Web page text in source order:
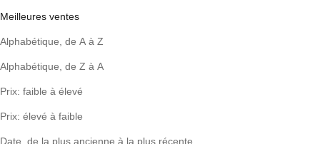
Meilleures ventes
Alphabétique, de A à Z
Alphabétique, de Z à A
Prix: faible à élevé
Prix: élevé à faible
Date, de la plus ancienne à la plus récente